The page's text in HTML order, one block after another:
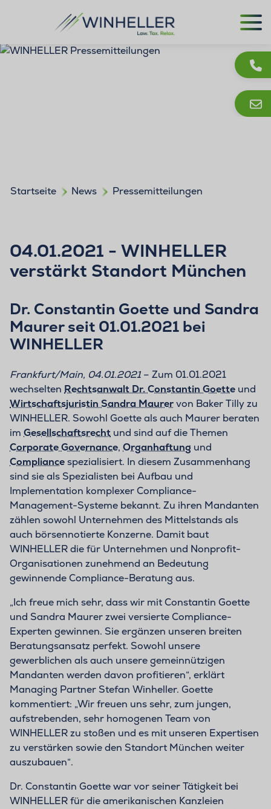
Startseite News Pressemitteilungen
04.01.2021 - WINHELLER
verstärkt Standort München
Dr. Constantin Goette und Sandra
Maurer seit 01.01.2021 bei
WINHELLER
Frankfurt/Main, 04.01.2021 – Zum 01.01.2021
wechselten Rechtsanwalt Dr. Constantin Goette und
Wirtschaftsjuristin Sandra Maurervon Baker Tilly zu
WINHELLER. Sowohl Goette als auch Maurer beraten
im Gesellschaftsrecht und sind auf die Themen
Corporate Governance, Organhaftung und
Compliancespezialisiert. In diesem Zusammenhang
sind sie als Spezialisten bei Aufbau und
Implementation komplexer Compliance-
Management-Systeme bekannt. Zu ihren Mandanten
zählen sowohl Unternehmen des Mittelstands als
auch börsennotierte Konzerne. Damit baut
WINHELLER die für Unternehmen und Nonprofit-
Organisationen zunehmend an Bedeutung
gewinnende Compliance-Beratung aus.
„Ich freue mich sehr, dass wir mit Constantin Goette
und Sandra Maurer zwei versierte Compliance-
Experten gewinnen. Sie ergänzen unseren breiten
Beratungsansatz perfekt. Sowohl unsere
gewerblichen als auch unsere gemeinnützigen
Mandanten werden davon profitieren“, erklärt
Managing Partner Stefan Winheller. Goette
kommentiert: „Wir freuen uns sehr, zum jungen,
aufstrebenden, sehr homogenen Team von
WINHELLER zu stoßen und es mit unseren Expertisen
zu verstärken sowie den Standort München weiter
auszubauen“.
Dr. Constantin Goette war vor seiner Tätigkeit bei
WINHELLER für die amerikanischen Kanzleien